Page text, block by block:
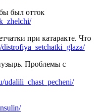
был отток
при катаракте. Что
Проблемы с
udalili_chast_pecheni/